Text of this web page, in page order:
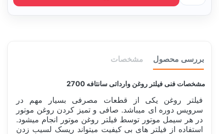
بررسی محصول مشخصات
مشخصات فنی فیلتر روغن وارداتی سانتافه 2700
فیلتر روغن یکی از قطعات مصرفی بسیار مهم در
سرویس دوره ای میباشد. صافی و تمیز کردن روغن موتور
در هر سیمل موتور توسط فیلتر روغن موتور انجام میشود.
استفاده از فیلتر های بی کیفیت میتواند ریسک لسیب زدن